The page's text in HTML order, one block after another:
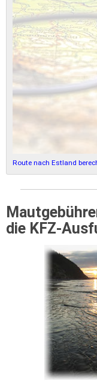
Route nach Estland
die KFZ-